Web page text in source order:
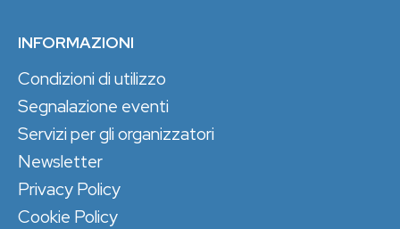
INFORMAZIONI
Condizioni di utilizzo
Segnalazione eventi
Servizi per gli organizzatori
Newsletter
Privacy Policy
Cookie Policy